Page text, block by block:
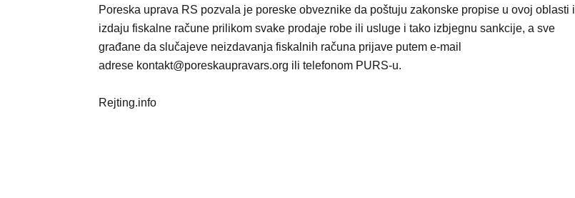
Poreska uprava RS pozvala je poreske obveznike da poštuju zakonske propise u ovoj oblasti i
izdaju fiskalne račune prilikom svake prodaje robe ili usluge i tako izbjegnu sankcije, a sve
građane da slučajeve neizdavanja fiskalnih računa prijave putem e-mail
adrese kontakt@poreskaupravars.org ili telefonom PURS-u.
Rejting.info